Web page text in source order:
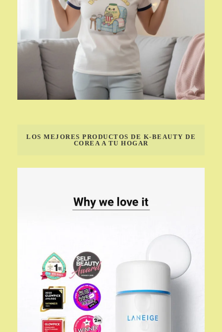
LOS MEJORES PRODUCTOS DE K-BEAUTY DE
COREA A TU HOGAR